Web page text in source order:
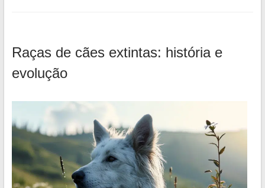
Raças de cães extintas: história e
evolução